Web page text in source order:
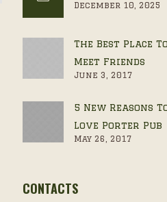
December 10, 2025
The Best Place To
Meet Friends
June 3, 2017
5 New Reasons
Love Porter Pub
May 26, 2017
CONTACTS